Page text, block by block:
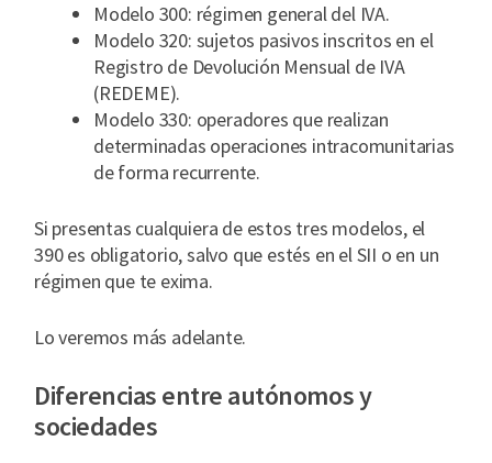
Modelo 300: régimen general del IVA.
Modelo 320: sujetos pasivos inscritos en el
Registro de Devolución Mensual de IVA
(REDEME).
Modelo 330: operadores que realizan
determinadas operaciones intracomunitarias
de forma recurrente.
Si presentas cualquiera de estos tres modelos, el
390 es obligatorio, salvo que estés en el SII o en un
régimen que te exima.
Lo veremos más adelante.
Diferencias entre autónomos y
sociedades